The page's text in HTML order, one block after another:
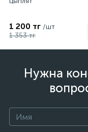
1 200 тг /шт
1 353 тг
Нужна